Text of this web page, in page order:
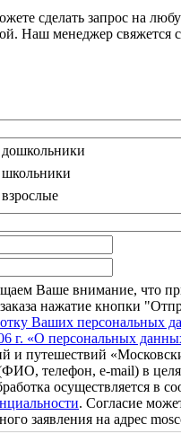
сделать запрос на
Наш менеджер свяжется
дошкольники
школьники
взрослые
Ваше внимание, что
нажатие кнопки
Ваших персональных
г. «О персональных
и путешествий
телефон, e-mail) в
осуществляется в
. Согласие
заявления на адрес